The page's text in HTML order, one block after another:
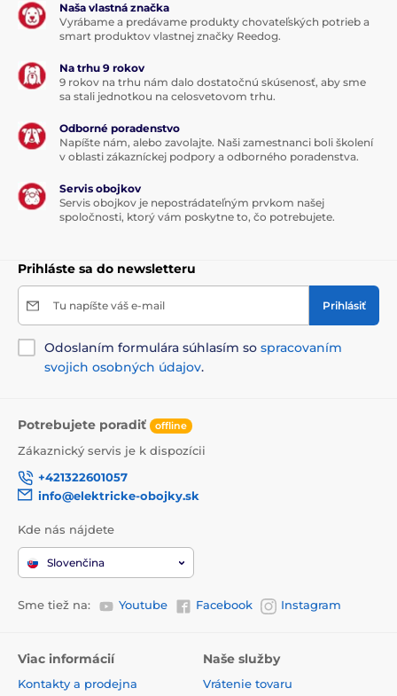
Naša vlastná značka
Vyrábame a predávame produkty chovateľských potrieb a
smart produktov vlastnej značky Reedog.
Na trhu 9 rokov
9 rokov na trhu nám dalo dostatočnú skúsenosť, aby sme
sa stali jednotkou na celosvetovom trhu.
Odborné poradenstvo
Napíšte nám, alebo zavolajte. Naši zamestnanci boli školení
v oblasti zákazníckej podpory a odborného poradenstva.
Servis obojkov
Servis obojkov je nepostrádateľným prvkom našej
spoločnosti, ktorý vám poskytne to, čo potrebujete.
Prihláste sa do newsletteru
Tu napíšte váš e-mail Prihlásiť
Odoslaním formulára súhlasím so spracovaním
svojich osobných údajov.
Potrebujete poradiť offline
Zákaznický servis je k dispozícii
+421322601057
info@elektricke-obojky.sk
Kde nás nájdete
Slovenčina
Sme tiež na: Youtube Facebook Instagram
Viac informácií
Kontakty a prodejna
Naše služby
Vrátenie tovaru